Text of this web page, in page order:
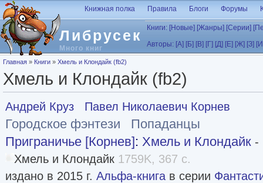
Перейти к основному содержанию
Либрусек
Много книг
Книжная полка Правила Блоги Форумы
Книги: [Новые] [Жанры] [Серии]
Авторы: [А] [Б] [В] [Г] [Д] [Е] [Ж] [З]
Вы здесь
Главная » Книги » Хмель и Клондайк (fb2)
Хмель и Клондайк (fb2)
Андрей Круз Павел Николаевич Корнев
Городское фэнтези
Попаданцы
Приграничье [Корнев]: Хмель и Клондайк -
Хмель и Клондайк 1759K, 367 с.
издано в 2015 г. Альфа-книга в серии